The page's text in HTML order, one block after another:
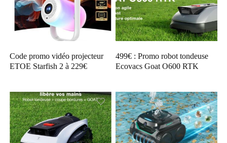
Code promo vidéo projecteur
ETOE Starfish 2 à 229€
499€ : Promo robot tondeuse
Ecovacs Goat O600 RTK